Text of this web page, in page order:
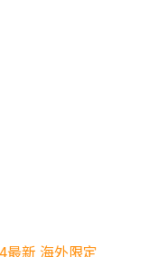
新 海外限定